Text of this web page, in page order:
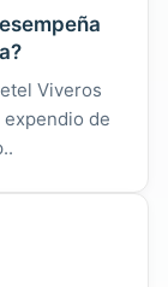
Viveros
expendio de